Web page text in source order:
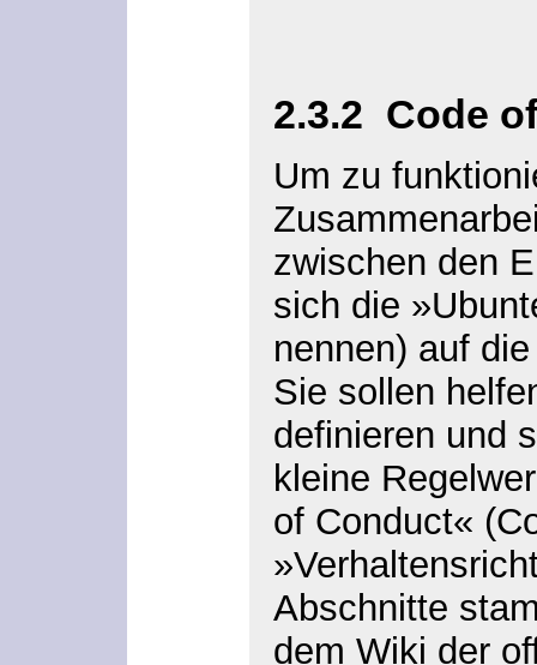
2.3.2 Code
Um zu
zwischen den
sich die
nennen) auf
Sie sollen
definieren und
kleine
of Conduct«
Abschnitte
dem Wiki der